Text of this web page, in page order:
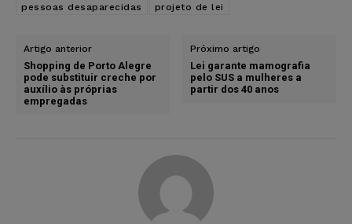
pessoas desaparecidas
projeto de lei
Artigo anterior
Shopping de Porto Alegre
pode substituir creche por
auxílio às próprias
empregadas
Próximo artigo
Lei garante mamografia
pelo SUS a mulheres a
partir dos 40 anos